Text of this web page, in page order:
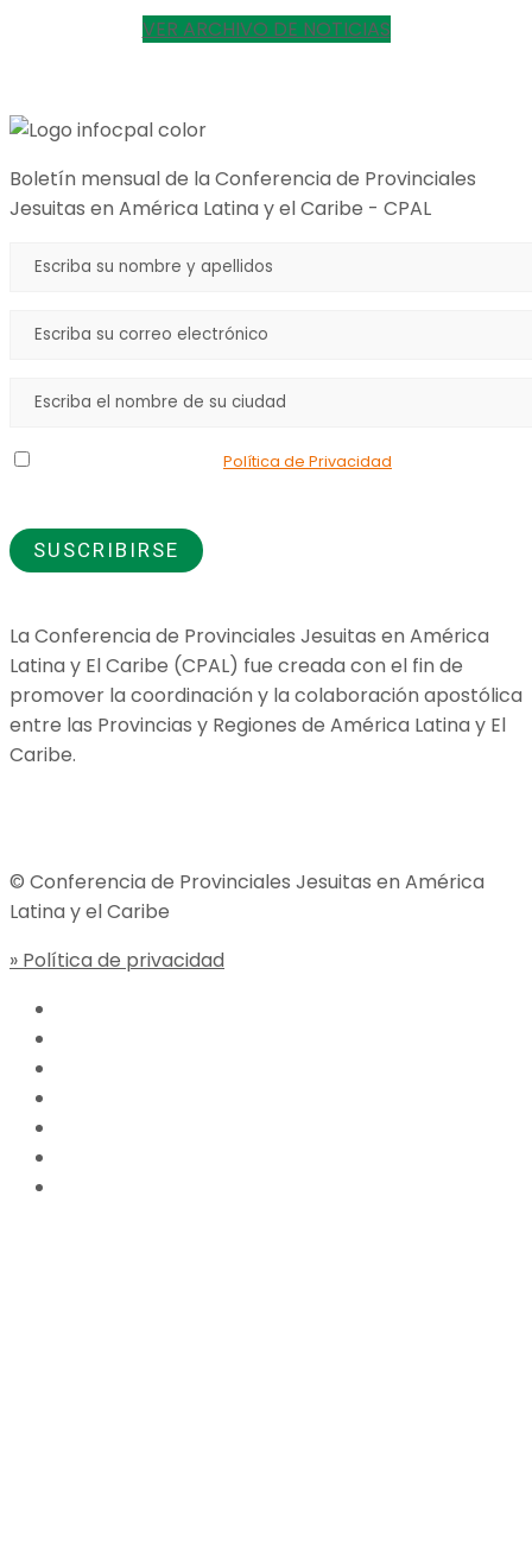
VER ARCHIVO DE NOTICIAS
Boletín mensual de la Conferencia de Provinciales
Jesuitas en América Latina y el Caribe - CPAL
Política de Privacidad
La Conferencia de Provinciales Jesuitas en América
Latina y El Caribe (CPAL) fue creada con el fin de
promover la coordinación y la colaboración apostólica
entre las Provincias y Regiones de América Latina y El
Caribe.
© Conferencia de Provinciales Jesuitas en América
Latina y el Caribe
» Política de privacidad